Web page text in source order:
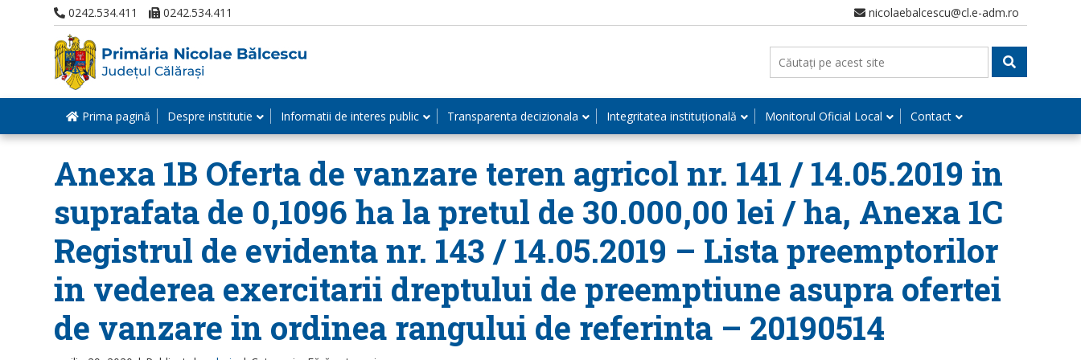
0242.534.411 0242.534.411 nicolaebalcescu@cl.e-adm.ro
Prima pagină Despre institutie Informatii de interes public Transparenta decizionala Integritatea instituțională Monitorul Oficial Local Contact
Anexa 1B Oferta de vanzare teren agricol nr. 141 / 14.05.2019 in
suprafata de 0,1096 ha la pretul de 30.000,00 lei / ha, Anexa 1C
Registrul de evidenta nr. 143 / 14.05.2019 – Lista preemptorilor
in vederea exercitarii dreptului de preemptiune asupra ofertei
de vanzare in ordinea rangului de referinta – 20190514